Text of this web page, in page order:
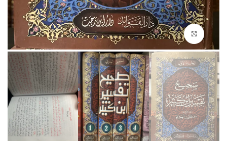
Click to enlarge